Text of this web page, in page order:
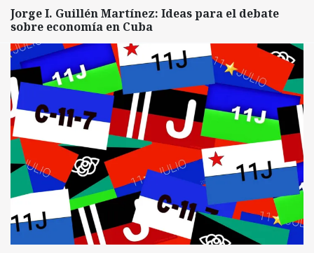
Jorge I. Guillén Martínez: Ideas para el debate
sobre economía en Cuba